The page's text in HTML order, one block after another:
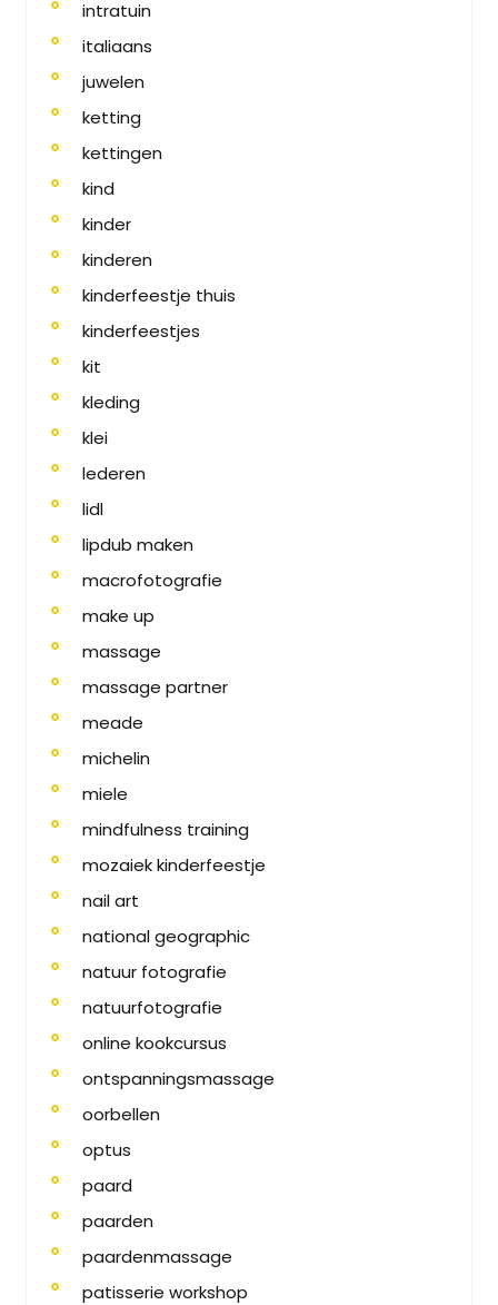
intratuin
italiaans
juwelen
ketting
kettingen
kind
kinder
kinderen
kinderfeestje thuis
kinderfeestjes
kit
kleding
klei
lederen
lidl
lipdub maken
macrofotografie
make up
massage
massage partner
meade
michelin
miele
mindfulness training
mozaiek kinderfeestje
nail art
national geographic
natuur fotografie
natuurfotografie
online kookcursus
ontspanningsmassage
oorbellen
optus
paard
paarden
paardenmassage
patisserie workshop